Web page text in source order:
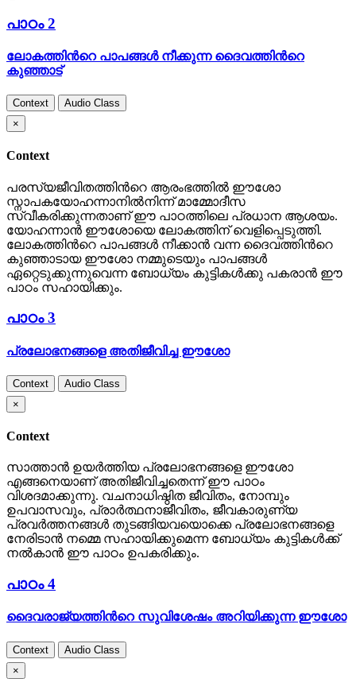
പാഠം 2
ലോകത്തിന്‍റെ പാപങ്ങള്‍ നീക്കുന്ന ദൈവത്തിന്‍റെ
കുഞ്ഞാട്
Context
Audio Class
×
Context
പരസ്യജീവിതത്തിന്‍റെ ആരംഭത്തില്‍ ഈശോ
സ്നാപകയോഹന്നാനില്‍നിന്ന് മാമ്മോദീസ
സ്വീകരിക്കുന്നതാണ് ഈ പാഠത്തിലെ പ്രധാന ആശയം.
യോഹന്നാന്‍ ഈശോയെ ലോകത്തിന് വെളിപ്പെടുത്തി.
ലോകത്തിന്‍റെ പാപങ്ങള്‍ നീക്കാന്‍ വന്ന ദൈവത്തിന്‍റെ
കുഞ്ഞാടായ ഈശോ നമ്മുടെയും പാപങ്ങള്‍
ഏറ്റെടുക്കുന്നുവെന്ന ബോധ്യം കുട്ടികള്‍ക്കു പകരാന്‍ ഈ
പാഠം സഹായിക്കും.
പാഠം 3
പ്രലോഭനങ്ങളെ അതിജീവിച്ച ഈശോ
Context
Audio Class
×
Context
സാത്താന്‍ ഉയര്‍ത്തിയ പ്രലോഭനങ്ങളെ ഈശോ
എങ്ങനെയാണ് അതിജീവിച്ചതെന്ന് ഈ പാഠം
വിശദമാക്കുന്നു. വചനാധിഷ്ഠിത ജീവിതം, നോമ്പും
ഉപവാസവും, പ്രാര്‍ത്ഥനാജീവിതം, ജീവകാരുണ്യ
പ്രവര്‍ത്തനങ്ങള്‍ തുടങ്ങിയവയൊക്കെ പ്രലോഭനങ്ങളെ
നേരിടാന്‍ നമ്മെ സഹായിക്കുമെന്ന ബോധ്യം കുട്ടികള്‍ക്ക്
നല്‍കാന്‍ ഈ പാഠം ഉപകരിക്കും.
പാഠം 4
ദൈവരാജ്യത്തിന്‍റെ സുവിശേഷം അറിയിക്കുന്ന ഈശോ
Context
Audio Class
×